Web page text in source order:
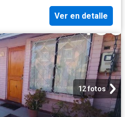
Ver en detalle
12 fotos